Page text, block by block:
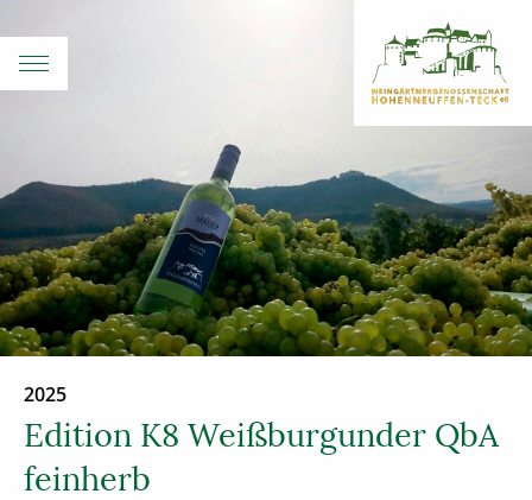
2025
Edition K8 Weißburgunder QbA
feinherb